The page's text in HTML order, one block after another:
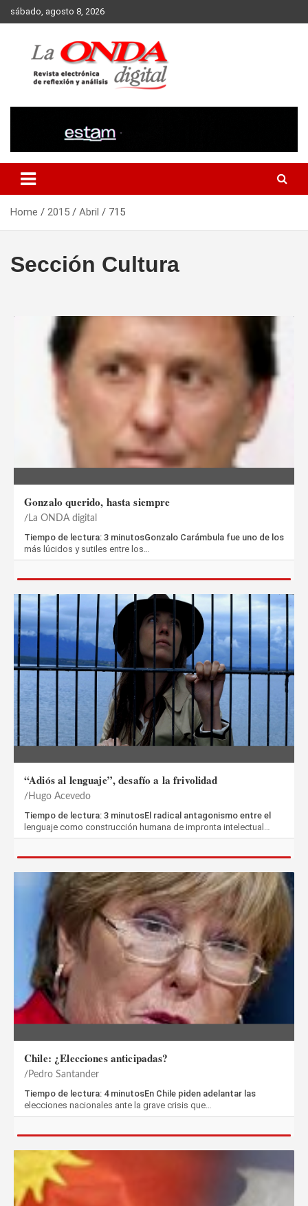
Skip
to
sábado, agosto 8, 2026
Home 2015 Abril 715
Gonzalo querido, hasta siempre
La ONDA digital
Tiempo de lectura: 3 minutosGonzalo Carámbula fue uno de los
más lúcidos y sutiles entre los…
“Adiós al lenguaje”, desafío a la frivolidad
Hugo Acevedo
Tiempo de lectura: 3 minutosEl radical antagonismo entre el
lenguaje como construcción humana de impronta intelectual…
Chile: ¿Elecciones anticipadas?
Pedro Santander
Tiempo de lectura: 4 minutosEn Chile piden adelantar las
elecciones nacionales ante la grave crisis que…